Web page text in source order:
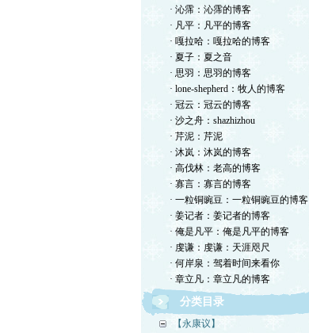
· 沁霈：沁霈的博客
· 凡平：凡平的博客
· 嘎拉哈：嘎拉哈的博客
· 夏子：夏之音
· 思羽：思羽的博客
· lone-shepherd：牧人的博客
· 冠云：冠云的博客
· 沙之舟：shazhizhou
· 芹泥：芹泥
· 沐岚：沐岚的博客
· 高伐林：老高的博客
· 寡言：寡言的博客
· 一粒铜豌豆：一粒铜豌豆的博客
· 姜记者：姜记者的博客
· 俺是凡平：俺是凡平的博客
· 虔谦：虔谦：天涯咫尺
· 何岸泉：驾着时间来看你
· 章立凡：章立凡的博客
分类目录
【永康议】